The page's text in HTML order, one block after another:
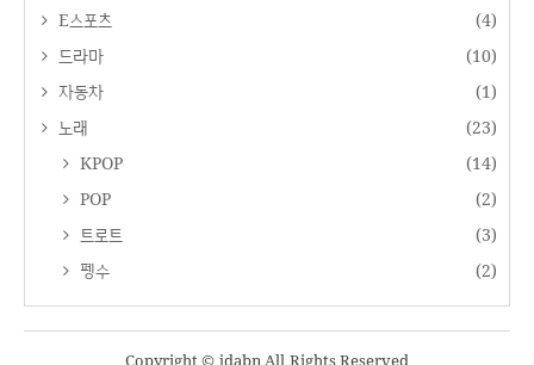
E스포츠
(4)
드라마
(10)
자동차
(1)
노래
(23)
KPOP
(14)
POP
(2)
트로트
(3)
펭수
(2)
Copyright © jdabn All Rights Reserved